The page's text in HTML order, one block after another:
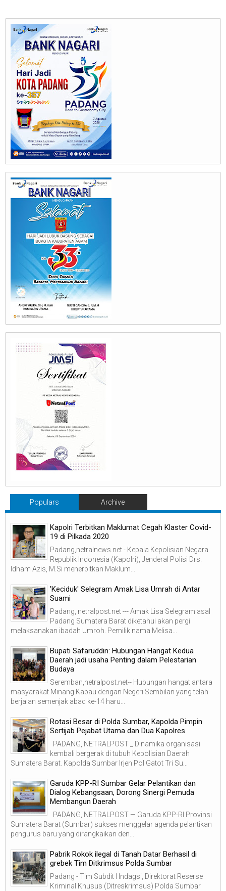
Populars Archive
Kapolri Terbitkan Maklumat Cegah Klaster Covid-
19 di Pilkada 2020
Padang,netralnews.net - Kepala Kepolisian Negara
Republik Indonesia (Kapolri), Jenderal Polisi Drs.
Idham Azis, M.Si menerbitkan Maklum...
'Keciduk' Selegram Amak Lisa Umrah di Antar
Suami
Padang, netralpost.net --- Amak Lisa Selegram asal
Padang Sumatera Barat diketahui akan pergi
melaksanakan ibadah Umroh. Pemilik nama Melisa...
Bupati Safaruddin: Hubungan Hangat Kedua
Daerah jadi usaha Penting dalam Pelestarian
Budaya
Seremban,netralpost.net-- Hubungan hangat antara
masyarakat Minang Kabau dengan Negeri Sembilan yang telah
berjalan semenjak abad ke-14 haru...
Rotasi Besar di Polda Sumbar, Kapolda Pimpin
Sertijab Pejabat Utama dan Dua Kapolres
PADANG, NETRALPOST _ Dinamika organisasi
kembali bergerak di tubuh Kepolisian Daerah
Sumatera Barat. Kapolda Sumbar Irjen Pol Gatot Tri Su...
Garuda KPP-RI Sumbar Gelar Pelantikan dan
Dialog Kebangsaan, Dorong Sinergi Pemuda
Membangun Daerah
PADANG, NETRALPOST — Garuda KPP-RI Provinsi
Sumatera Barat (Sumbar) sukses menggelar agenda pelantikan
pengurus baru yang dirangkaikan den...
Pabrik Rokok ilegal di Tanah Datar Berhasil di
grebek Tim Ditkrimsus Polda Sumbar
Padang - Tim Subdit I Indagsi, Direktorat Reserse
Kriminal Khusus (Ditreskrimsus) Polda Sumbar